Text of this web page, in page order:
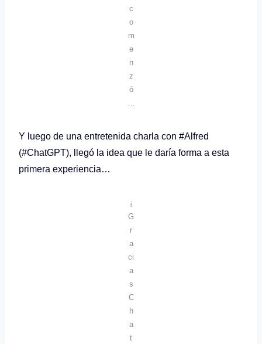
c
o
m
e
n
z
ó
Y luego de una entretenida charla con #Alfred
(#ChatGPT), llegó la idea que le daría forma a esta
primera experiencia…
¡
G
r
a
ci
a
s
C
h
a
t